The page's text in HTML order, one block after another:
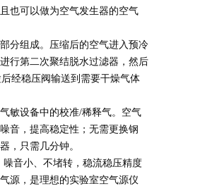
也可以做为空气发生器的空气
分组成。压缩后的空气进入预冷
行第二次聚结脱水过滤器，然后
经稳压阀输送到需要干燥气体
敏设备中的校准/稀释气。空气
音，提高稳定性；无需更换钢
，只需几分钟。
音小、不堵转，稳流稳压精度
源，是理想的实验室空气源仪